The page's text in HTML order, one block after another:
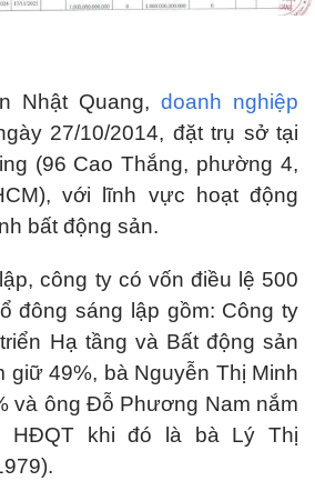
Nhật Quang, doanh nghiệp
27/10/2014, đặt trụ sở tại
(96 Cao Thắng, phường 4,
với lĩnh vực hoạt động
bất động sản.
công ty có vốn điều lệ 500
đông sáng lập gồm: Công ty
Hạ tầng và Bất động sản
giữ 49%, bà Nguyễn Thị Minh
và ông Đỗ Phương Nam nắm
HĐQT khi đó là bà Lý Thị